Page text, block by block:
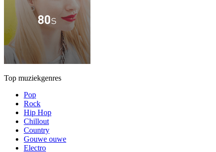
Top muziekgenres
Pop
Rock
Hip Hop
Chillout
Country
Gouwe ouwe
Electro